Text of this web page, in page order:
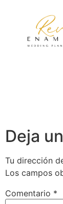
Deja
Tu dirección
Los campos
Comentario *